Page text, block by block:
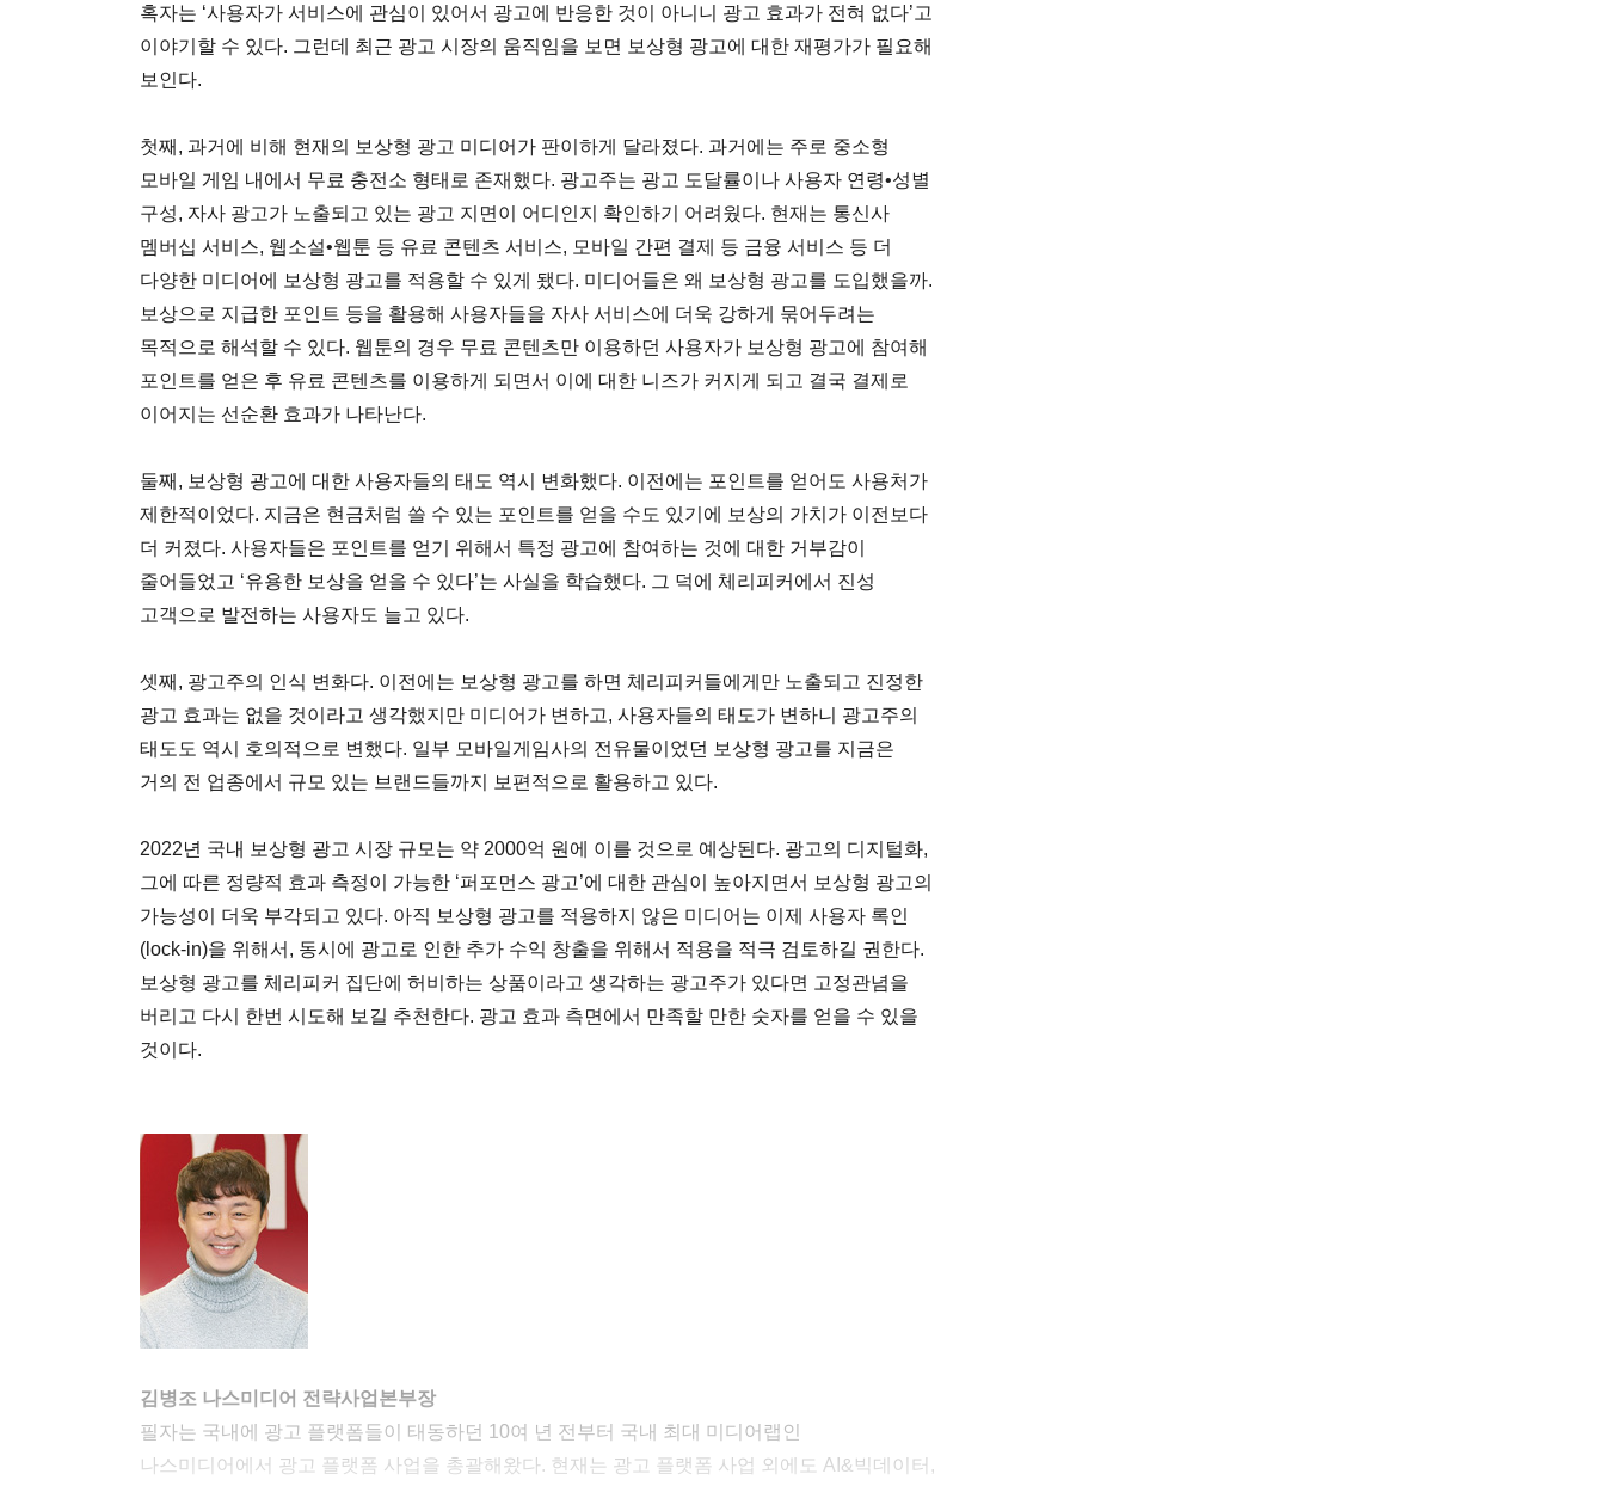
혹자는 ‘사용자가 서비스에 관심이 있어서 광고에 반응한 것이 아니니 광고 효과가 전혀 없다’고
이야기할 수 있다. 그런데 최근 광고 시장의 움직임을 보면 보상형 광고에 대한 재평가가 필요해
보인다.
첫째, 과거에 비해 현재의 보상형 광고 미디어가 판이하게 달라졌다. 과거에는 주로 중소형
모바일 게임 내에서 무료 충전소 형태로 존재했다. 광고주는 광고 도달률이나 사용자 연령•성별
구성, 자사 광고가 노출되고 있는 광고 지면이 어디인지 확인하기 어려웠다. 현재는 통신사
멤버십 서비스, 웹소설•웹툰 등 유료 콘텐츠 서비스, 모바일 간편 결제 등 금융 서비스 등 더
다양한 미디어에 보상형 광고를 적용할 수 있게 됐다. 미디어들은 왜 보상형 광고를 도입했을까.
보상으로 지급한 포인트 등을 활용해 사용자들을 자사 서비스에 더욱 강하게 묶어두려는
목적으로 해석할 수 있다. 웹툰의 경우 무료 콘텐츠만 이용하던 사용자가 보상형 광고에 참여해
포인트를 얻은 후 유료 콘텐츠를 이용하게 되면서 이에 대한 니즈가 커지게 되고 결국 결제로
이어지는 선순환 효과가 나타난다.
둘째, 보상형 광고에 대한 사용자들의 태도 역시 변화했다. 이전에는 포인트를 얻어도 사용처가
제한적이었다. 지금은 현금처럼 쓸 수 있는 포인트를 얻을 수도 있기에 보상의 가치가 이전보다
더 커졌다. 사용자들은 포인트를 얻기 위해서 특정 광고에 참여하는 것에 대한 거부감이
줄어들었고 ‘유용한 보상을 얻을 수 있다’는 사실을 학습했다. 그 덕에 체리피커에서 진성
고객으로 발전하는 사용자도 늘고 있다.
셋째, 광고주의 인식 변화다. 이전에는 보상형 광고를 하면 체리피커들에게만 노출되고 진정한
광고 효과는 없을 것이라고 생각했지만 미디어가 변하고, 사용자들의 태도가 변하니 광고주의
태도도 역시 호의적으로 변했다. 일부 모바일게임사의 전유물이었던 보상형 광고를 지금은
거의 전 업종에서 규모 있는 브랜드들까지 보편적으로 활용하고 있다.
2022년 국내 보상형 광고 시장 규모는 약 2000억 원에 이를 것으로 예상된다. 광고의 디지털화,
그에 따른 정량적 효과 측정이 가능한 ‘퍼포먼스 광고’에 대한 관심이 높아지면서 보상형 광고의
가능성이 더욱 부각되고 있다. 아직 보상형 광고를 적용하지 않은 미디어는 이제 사용자 록인
(lock-in)을 위해서, 동시에 광고로 인한 추가 수익 창출을 위해서 적용을 적극 검토하길 권한다.
보상형 광고를 체리피커 집단에 허비하는 상품이라고 생각하는 광고주가 있다면 고정관념을
버리고 다시 한번 시도해 보길 추천한다. 광고 효과 측면에서 만족할 만한 숫자를 얻을 수 있을
것이다.
김병조 나스미디어 전략사업본부장
필자는 국내에 광고 플랫폼들이 태동하던 10여 년 전부터 국내 최대 미디어랩인
나스미디어에서 광고 플랫폼 사업을 총괄해왔다. 현재는 광고 플랫폼 사업 외에도 AI&빅데이터,